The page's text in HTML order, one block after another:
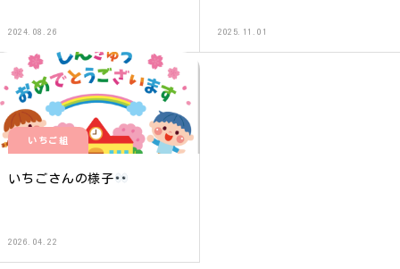
2024.08.26 2025.11.01
いちご組
いちごさんの様子
2026.04.22